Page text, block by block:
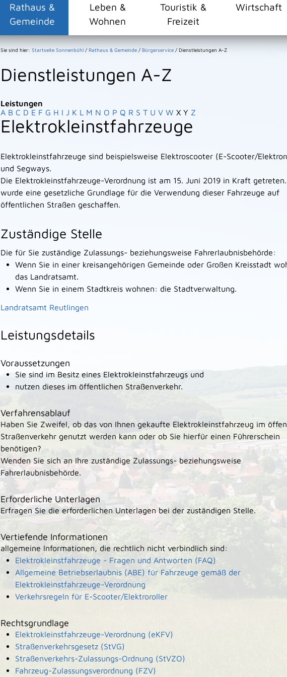
Rathaus &
Gemeinde
Leben &
Wohnen
Touristik &
Freizeit
Wirtschaft
Sie sind hier: Startseite Sonnenbühl / Rathaus & Gemeinde / Bürgerservice / Dienstleistungen A-Z
Dienstleistungen A-Z
Leistungen
A B C D E F G H I J K L M N O P Q R S T U V W X Y Z
Elektrokleinstfahrzeuge
Elektrokleinstfahrzeuge sind beispielsweise Elektroscooter (E-Scooter/
und Segways.
Die Elektrokleinstfahrzeuge-Verordnung ist am 15. Juni 2019 in Kraft
wurde eine gesetzliche Grundlage für die Verwendung dieser Fahrzeuge auf
öffentlichen Straßen geschaffen.
Zuständige Stelle
Die für Sie zuständige Zulassungs- beziehungsweise Fahrerlaubnisbehörde:
Wenn Sie in einer kreisangehörigen Gemeinde oder Großen Kreisstadt
das Landratsamt.
Wenn Sie in einem Stadtkreis wohnen: die Stadtverwaltung.
Landratsamt Reutlingen
Leistungsdetails
Voraussetzungen
Sie sind im Besitz eines Elektrokleinstfahrzeugs und
nutzen dieses im öffentlichen Straßenverkehr.
Verfahrensablauf
Haben Sie Zweifel, ob das von Ihnen gekaufte Elektrokleinstfahrzeug im
Straßenverkehr genutzt werden kann oder ob Sie hierfür einen Führerschein
benötigen?
Wenden Sie sich an Ihre zuständige Zulassungs- beziehungsweise
Fahrerlaubnisbehörde.
Erforderliche Unterlagen
Erfragen Sie die erforderlichen Unterlagen bei der zuständigen Stelle.
Vertiefende Informationen
allgemeine Informationen, die rechtlich nicht verbindlich sind:
Elektrokleinstfahrzeuge - Fragen und Antworten (FAQ)
Allgemeine Betriebserlaubnis (ABE) für Fahrzeuge gemäß der
Elektrokleinstfahrzeuge-Verordnung
Verkehrsregeln für E-Scooter/Elektroroller
Rechtsgrundlage
Elektrokleinstfahrzeuge-Verordnung (eKFV)
Straßenverkehrsgesetz (StVG)
Straßenverkehrs-Zulassungs-Ordnung (StVZO)
Fahrzeug-Zulassungsverordnung (FZV)